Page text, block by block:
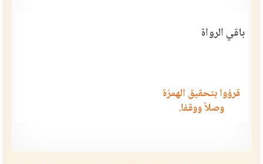
باقي الرواة
قرؤوا بتحقيق الهمزة
وصلاً ووقفا.